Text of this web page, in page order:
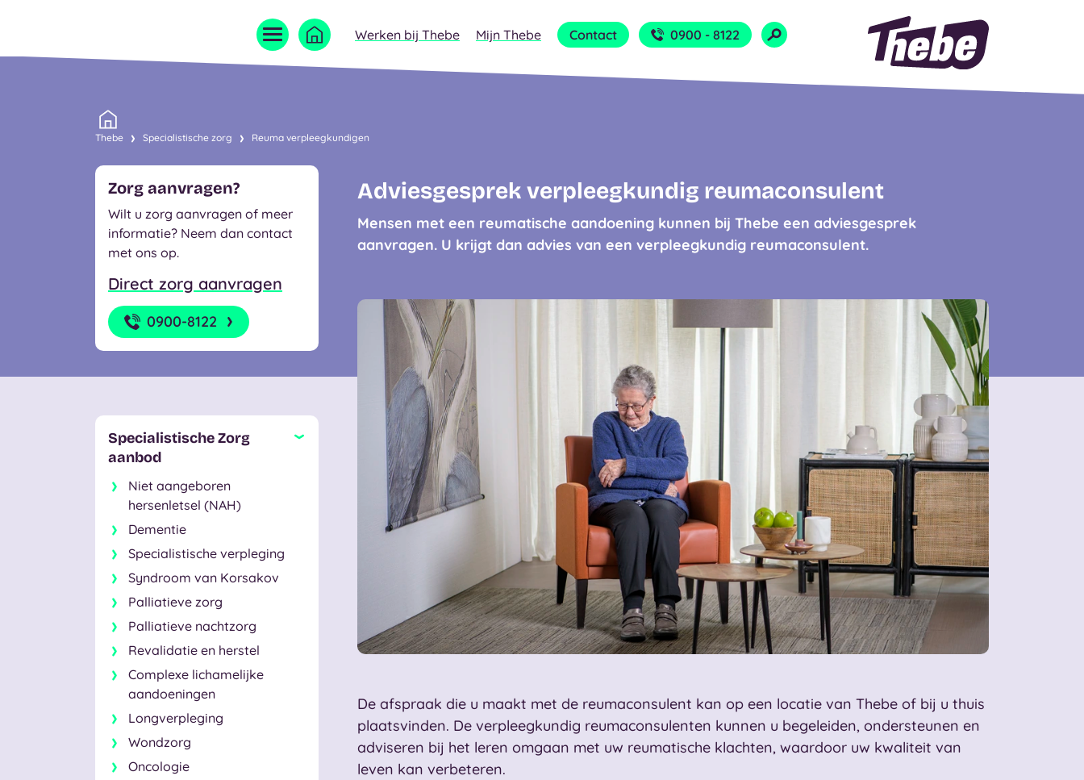
Home
Werken bij Thebe Mijn Thebe Contact 0900 - 8122 Naar homepage
Thebe Specialistische zorg Reuma verpleegkundigen
Zorg aanvragen?
Wilt u zorg aanvragen of meer
informatie? Neem dan contact
met ons op.
Direct zorg aanvragen
0900-8122
Adviesgesprek verpleegkundig reumaconsulent
Mensen met een reumatische aandoening kunnen bij Thebe een adviesgesprek
aanvragen. U krijgt dan advies van een verpleegkundig reumaconsulent.
De afspraak die u maakt met de reumaconsulent kan op een locatie van Thebe of bij u thuis
plaatsvinden. De verpleegkundig reumaconsulenten kunnen u begeleiden, ondersteunen en
adviseren bij het leren omgaan met uw reumatische klachten, waardoor uw kwaliteit van
leven kan verbeteren.
Specialistische Zorg
aanbod
Niet aangeboren
hersenletsel (NAH)
Dementie
Specialistische verpleging
Syndroom van Korsakov
Palliatieve zorg
Palliatieve nachtzorg
Revalidatie en herstel
Complexe lichamelijke
aandoeningen
Longverpleging
Wondzorg
Oncologie